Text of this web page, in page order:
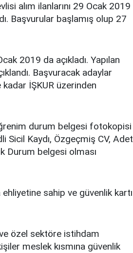
alım ilanlarını 29 Ocak 2019
Başvurular başlamış olup 27
2019 da açıkladı. Yapılan
Başvuracak adaylar
İŞKUR üzerinden
durum belgesi fotokopisi
Kaydı, Özgeçmiş CV, Adet
Durum belgesi olması
sahip ve güvenlik kartı
özel sektöre istihdam
meslek kısmına güvenlik